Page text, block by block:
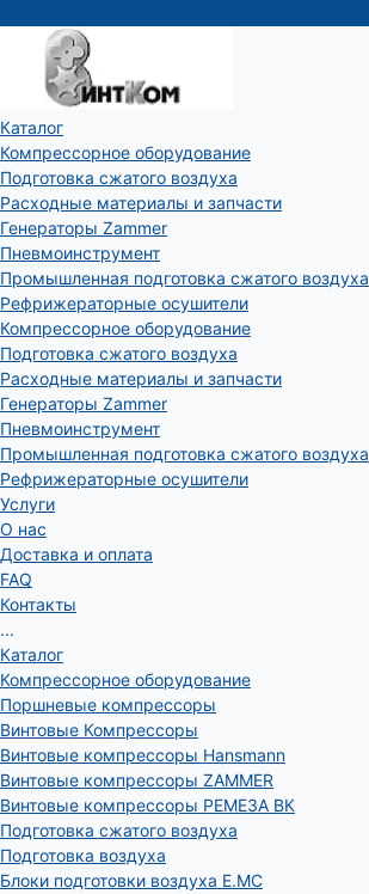
Каталог
Компрессорное оборудование
Подготовка сжатого воздуха
Расходные материалы и запчасти
Генераторы Zammer
Пневмоинструмент
Промышленная подготовка сжатого воздуха
Рефрижераторные осушители
Компрессорное оборудование
Подготовка сжатого воздуха
Расходные материалы и запчасти
Генераторы Zammer
Пневмоинструмент
Промышленная подготовка сжатого воздуха
Рефрижераторные осушители
Услуги
О нас
Доставка и оплата
FAQ
Контакты
...
Каталог
Компрессорное оборудование
Поршневые компрессоры
Винтовые Компрессоры
Винтовые компрессоры Hansmann
Винтовые компрессоры ZAMMER
Винтовые компрессоры РЕМЕЗА ВК
Подготовка сжатого воздуха
Подготовка воздуха
Блоки подготовки воздуха E.MC